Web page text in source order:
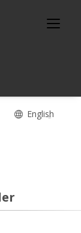
English